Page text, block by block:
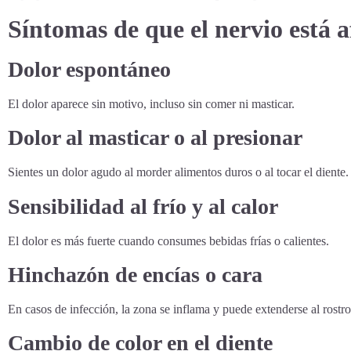
Síntomas de que el nervio está
Dolor espontáneo
El dolor aparece sin motivo, incluso sin comer ni masticar.
Dolor al masticar o al presionar
Sientes un dolor agudo al morder alimentos duros o al tocar el diente.
Sensibilidad al frío y al calor
El dolor es más fuerte cuando consumes bebidas frías o calientes.
Hinchazón de encías o cara
En casos de infección, la zona se inflama y puede extenderse al
Cambio de color en el diente